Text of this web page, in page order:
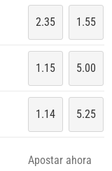
2.35 1.55
1.15 5.00
1.14 5.25
Apostar ahora